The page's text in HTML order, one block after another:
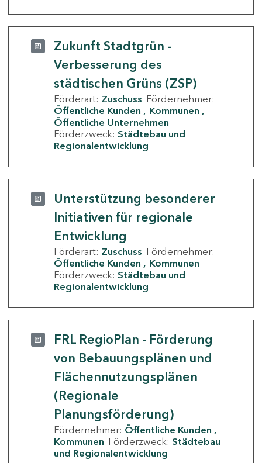
Zukunft Stadtgrün -
Verbesserung des
städtischen Grüns (ZSP)
Förderart: Zuschuss Fördernehmer:
Öffentliche Kunden
Kommunen
Öffentliche Unternehmen
Förderzweck: Städtebau und
Regionalentwicklung
Unterstützung besonderer
Initiativen für regionale
Entwicklung
Förderart: Zuschuss Fördernehmer:
Öffentliche Kunden
Kommunen
Förderzweck: Städtebau und
Regionalentwicklung
FRL RegioPlan - Förderung
von Bebauungsplänen und
Flächennutzungsplänen
(Regionale
Planungsförderung)
Fördernehmer: Öffentliche Kunden
Kommunen Förderzweck: Städtebau
und Regionalentwicklung